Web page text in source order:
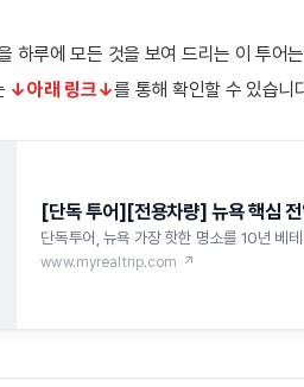
하루에 모든 것을 보여 드리는 이 투
↓아래 링크↓를 통해 확인할 수 있습니
[단독 투어][전용차량] 뉴욕 핵심
단독투어, 뉴욕 가장 핫한 명소를 10년 베
www.myrealtrip.com ↗